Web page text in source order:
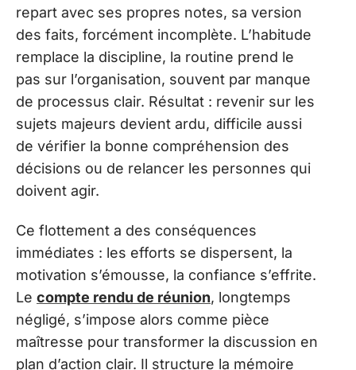
repart avec ses propres notes, sa version
des faits, forcément incomplète. L’habitude
remplace la discipline, la routine prend le
pas sur l’organisation, souvent par manque
de processus clair. Résultat : revenir sur les
sujets majeurs devient ardu, difficile aussi
de vérifier la bonne compréhension des
décisions ou de relancer les personnes qui
doivent agir.
Ce flottement a des conséquences
immédiates : les efforts se dispersent, la
motivation s’émousse, la confiance s’effrite.
Le compte rendu de réunion, longtemps
négligé, s’impose alors comme pièce
maîtresse pour transformer la discussion en
plan d’action clair. Il structure la mémoire